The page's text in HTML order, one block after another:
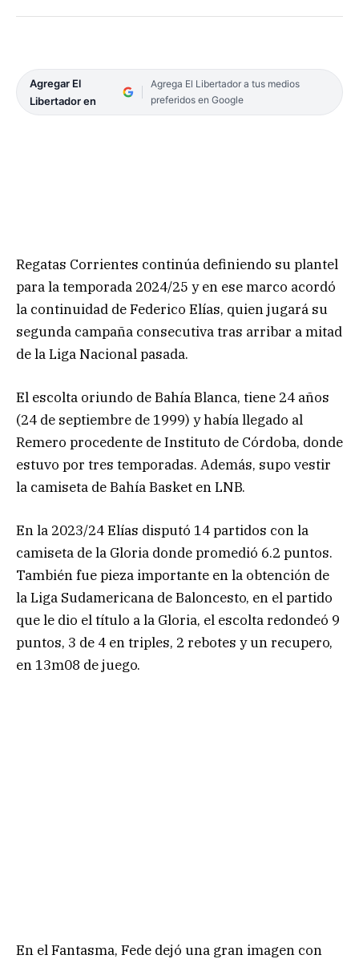
Agregar El
Libertador en
Agrega El Libertador a tus medios
preferidos en Google
Regatas Corrientes continúa definiendo su plantel
para la temporada 2024/25 y en ese marco acordó
la continuidad de Federico Elías, quien jugará su
segunda campaña consecutiva tras arribar a mitad
de la Liga Nacional pasada.
El escolta oriundo de Bahía Blanca, tiene 24 años
(24 de septiembre de 1999) y había llegado al
Remero procedente de Instituto de Córdoba, donde
estuvo por tres temporadas. Además, supo vestir
la camiseta de Bahía Basket en LNB.
En la 2023/24 Elías disputó 14 partidos con la
camiseta de la Gloria donde promedió 6.2 puntos.
También fue pieza importante en la obtención de
la Liga Sudamericana de Baloncesto, en el partido
que le dio el título a la Gloria, el escolta redondeó 9
puntos, 3 de 4 en triples, 2 rebotes y un recupero,
en 13m08 de juego.
En el Fantasma, Fede dejó una gran imagen con